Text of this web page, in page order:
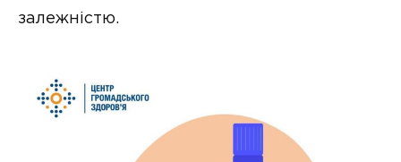
залежністю.